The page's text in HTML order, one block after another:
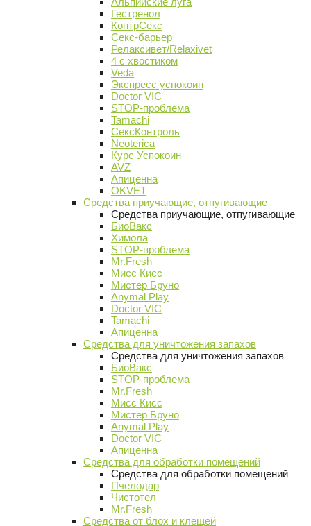
Гестренол
КонтрСекс
Секс-барьер
Релаксивет/Relaxivet
4 с хвостиком
Veda
Экспресс успокоин
Doctor VIC
STOP-проблема
Tamachi
СексКонтроль
Neoterica
Курс Успокоин
AVZ
Апиценна
OKVET
Средства приучающие, отпугивающие
Средства приучающие, отпугивающие
БиоВакс
Химола
STOP-проблема
Mr.Fresh
Мисс Кисс
Мистер Бруно
Anymal Play
Doctor VIC
Tamachi
Апиценна
Средства для уничтожения запахов
Средства для уничтожения запахов
БиоВакс
STOP-проблема
Mr.Fresh
Мисс Кисс
Мистер Бруно
Anymal Play
Doctor VIC
Апиценна
Средства для обработки помещений
Средства для обработки помещений
Пчелодар
Чистотел
Mr.Fresh
Средства от блох и клещей